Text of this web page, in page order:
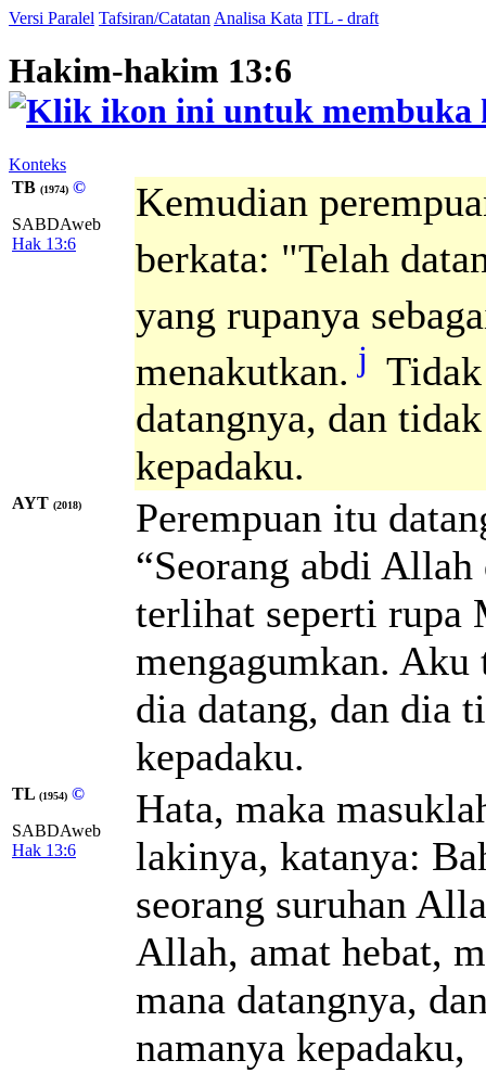
Versi Paralel Tafsiran/Catatan Analisa Kata ITL - draft
Hakim-hakim 13:6
Konteks
TB (1974) ©
SABDAweb
Hak 13:6
Kemudian
berkata: "Telah
yang rupanya
menakutkan. j
datangnya, dan
kepadaku.
AYT (2018)
Perempuan itu
“Seorang abdi Allah
terlihat seperti rupa
mengagumkan. Aku
dia datang, dan dia
kepadaku.
TL (1954) ©
SABDAweb
Hak 13:6
Hata, maka
lakinya, katanya:
seorang suruhan
Allah, amat hebat,
mana datangnya,
namanya kepadaku,